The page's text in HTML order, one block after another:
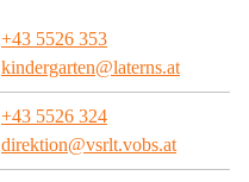
+43 5526 353
kindergarten@laterns.at
+43 5526 324
direktion@vsrlt.vobs.at